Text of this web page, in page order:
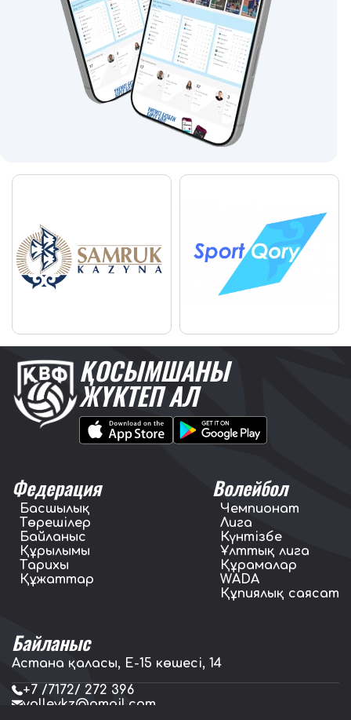
ҚОСЫМШАНЫ
ЖҮКТЕП АЛ
Федерация
Басшылық
Төрешілер
Байланыс
Құрылымы
Тарихы
Құжаттар
Волейбол
Чемпионат
Лига
Күнтізбе
Ұлттық лига
Құрамалар
WADA
Құпиялық саясат
Байланыс
Астана қаласы, E-15 көшесі, 14
+7 /7172/ 272 396
volleykz@gmail.com